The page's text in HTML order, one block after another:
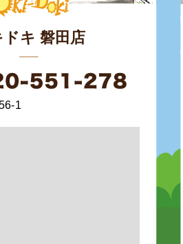
キ 磐田店
1